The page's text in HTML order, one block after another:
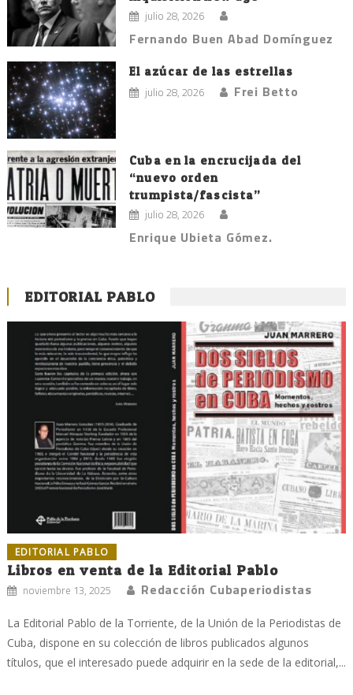
julio 28, 2026
Fernando Buen Abad Domínguez
El azúcar de las estrellas
julio 28, 2026 Frei Betto
Cuba en la encrucijada del
“nuevo orden
trumpista/fascista”
julio 28, 2026
Enrique Ubieta Gómez.
EDITORIAL PABLO
EDITORIAL PABLO
Libros en venta de la Editorial Pablo
noviembre 13, 2025 Redacción Cubaperiodistas
La Editorial Pablo de la Torriente, de la Unión de la Periodistas de
Cuba, dispone en su colección de libros publicados algunos
títulos, que el interesado puede adquirir en la sede de la editorial,...